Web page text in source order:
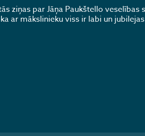
ziņas par Jāņa Paukštello
ar mākslinieku viss ir labi un